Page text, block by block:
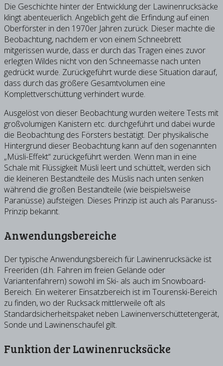
Die Geschichte hinter der Entwicklung der Lawinenrucksäcke
klingt abenteuerlich. Angeblich geht die Erfindung auf einen
Oberförster in den 1970er Jahren zurück. Dieser machte die
Beobachtung, nachdem er von einem Schneebrett
mitgerissen wurde, dass er durch das Tragen eines zuvor
erlegten Wildes nicht von den Schneemasse nach unten
gedrückt wurde. Zurückgeführt wurde diese Situation darauf,
dass durch das größere Gesamtvolumen eine
Komplettverschüttung verhindert wurde.
Ausgelöst von dieser Beobachtung wurden weitere Tests mit
großvolumigen Kanistern etc. durchgeführt und dabei wurde
die Beobachtung des Försters bestätigt. Der physikalische
Hintergrund dieser Beobachtung kann auf den sogenannten
„Müsli-Effekt“ zurückgeführt werden. Wenn man in eine
Schale mit Flüssigkeit Müsli leert und schüttelt, werden sich
die kleineren Bestandteile des Müslis nach unten senken
während die großen Bestandteile (wie beispielsweise
Paranüsse) aufsteigen. Dieses Prinzip ist auch als Paranuss-
Prinzip bekannt.
Anwendungsbereiche
Der typische Anwendungsbereich für Lawinenrucksäcke ist
Freeriden (d.h. Fahren im freien Gelände oder
Variantenfahrern) sowohl im Ski- als auch im Snowboard-
Bereich. Ein weiterer Einsatzbereich ist im Tourenski-Bereich
zu finden, wo der Rucksack mittlerweile oft als
Standardsicherheitspaket neben Lawinenverschüttetengerät,
Sonde und Lawinenschaufel gilt.
Funktion der Lawinenrucksäcke